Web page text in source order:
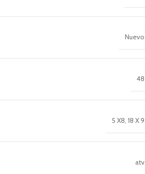
Nuevo
48
5 X8, 18 X 9
atv